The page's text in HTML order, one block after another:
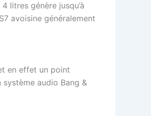
litres génère jusqu’à
avoisine généralement
en effet un point
audio Bang &